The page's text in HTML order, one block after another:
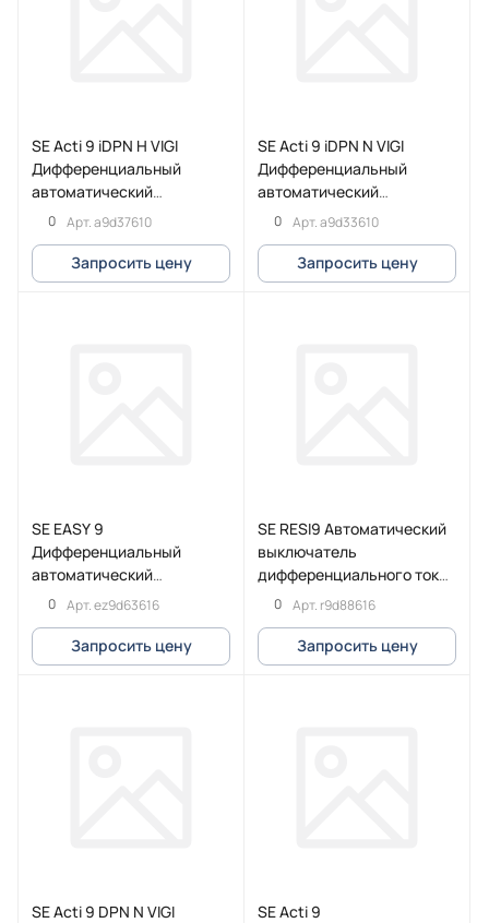
SE Acti 9 iDPN H VIGI
Дифференциальный
автоматический
выключатель 10KA 10A C
30MA A
0 Арт.a9d37610
Запросить цену
SE Acti 9 iDPN N VIGI
Дифференциальный
автоматический
выключатель 6KA 10A C
30MA A
0 Арт.a9d33610
Запросить цену
SE EASY 9
Дифференциальный
автоматический
выключатель 1П+Н 16А
10мА C AC 18мм
0 Арт.ez9d63616
Запросить цену
SE RESI9 Автоматический
выключатель
дифференциального тока
(ДИФ) 1P+N С 16А 6000A
30мА 18mm тип A
0 Арт. r9d88616
Запросить цену
SE Acti 9 DPN N VIGI
SE Acti 9